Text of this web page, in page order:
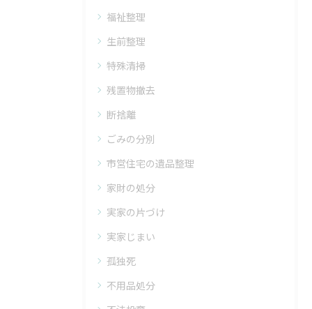
福祉整理
生前整理
特殊清掃
残置物撤去
断捨離
ごみの分別
市営住宅の遺品整理
家財の処分
実家の片づけ
実家じまい
孤独死
不用品処分